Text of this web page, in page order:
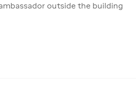
outside the building